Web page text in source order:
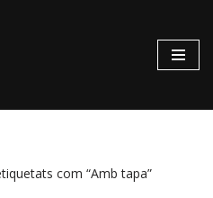
com “Amb tapa”